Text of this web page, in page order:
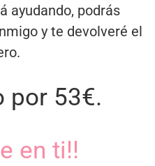
ayudando, podrás
y te devolveré el
por 53€.
en ti!!